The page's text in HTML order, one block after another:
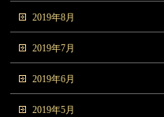
2019年8月
2019年7月
2019年6月
2019年5月